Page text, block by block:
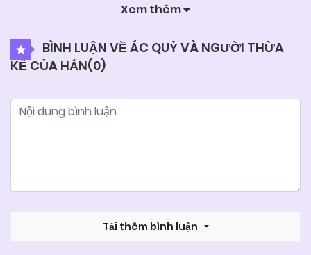
Xem thêm
BÌNH LUẬN VỀ ÁC QUỶ VÀ NGƯỜI THỪA
KẾ CỦA HẮN(0)
Tải thêm bình luận